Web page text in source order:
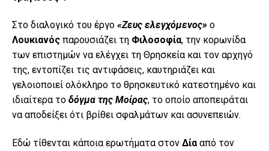
Στο διαλογικό του έργο «Ζευς ελεγχόμενος» ο
Λουκιανός παρουσιάζει τη Φιλοσοφία, την κορωνίδα
των επιστημών να ελέγχει τη Θρησκεία και τον αρχηγό
της, εντοπίζει τις αντιφάσεις, καυτηριάζει και
γελοιοποιεί ολόκληρο το θρησκευτικό κατεστημένο και
ιδιαίτερα το δόγμα της Μοίρας, το οποίο αποπειράται
να αποδείξει ότι βρίθει σφαλμάτων και ασυνεπειών.
Εδώ τίθενται κάποια ερωτήματα στον Δίααπό τον